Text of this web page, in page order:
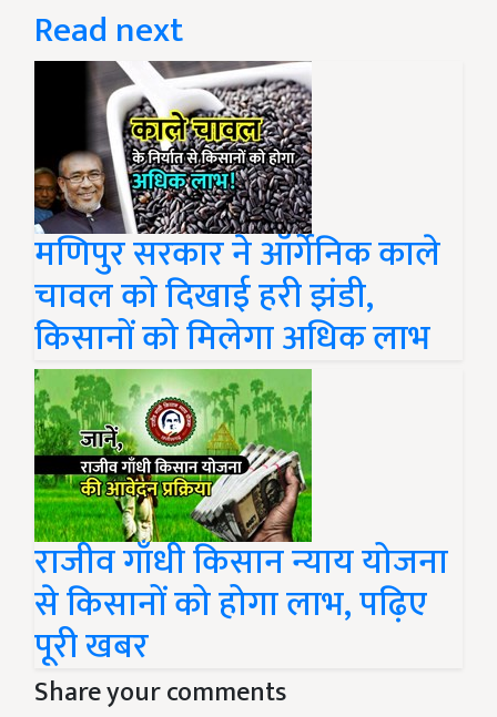
Read next
मणिपुर सरकार ने ऑर्गेनिक काले
चावल को दिखाई हरी झंडी,
किसानों को मिलेगा अधिक लाभ
राजीव गाँधी किसान न्याय योजना
से किसानों को होगा लाभ, पढ़िए
पूरी खबर
Share your comments